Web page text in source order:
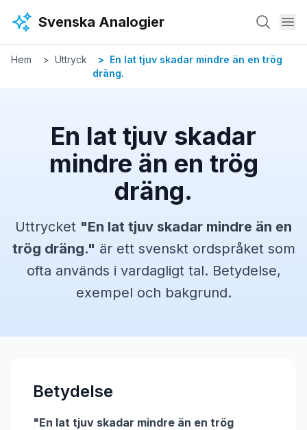
Svenska Analogier
Hem Uttryck
En lat tjuv skadar mindre än en trög
dräng.
En lat tjuv skadar
mindre än en trög
dräng.
Uttrycket "En lat tjuv skadar mindre än en
trög dräng." är ett svenskt ordspråket som
ofta används i vardagligt tal. Betydelse,
exempel och bakgrund.
Betydelse
"En lat tjuv skadar mindre än en trög